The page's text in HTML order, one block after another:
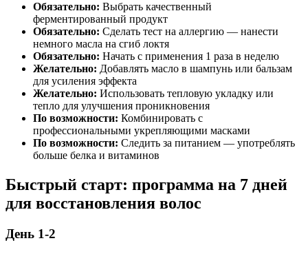
Обязательно: Выбрать качественный
ферментированный продукт
Обязательно: Сделать тест на аллергию — нанести
немного масла на сгиб локтя
Обязательно: Начать с применения 1 раза в неделю
Желательно: Добавлять масло в шампунь или бальзам
для усиления эффекта
Желательно: Использовать тепловую укладку или
тепло для улучшения проникновения
По возможности: Комбинировать с
профессиональными укрепляющими масками
По возможности: Следить за питанием — употреблять
больше белка и витаминов
Быстрый старт: программа на 7 дней
для восстановления волос
День 1-2